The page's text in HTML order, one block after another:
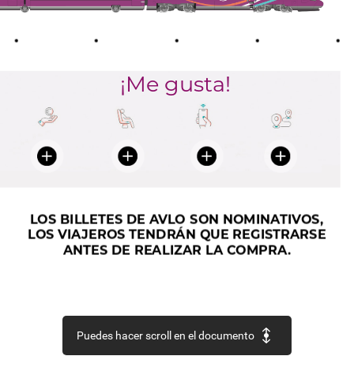
LOS BILLETES DE AVLO SON NOMINATIVOS,
LOS VIAJEROS TENDRÁN QUE REGISTRARSE
ANTES DE REALIZAR LA COMPRA.
•
•
•
•
•
¡Me gusta!
Puedes hacer scroll en el documento